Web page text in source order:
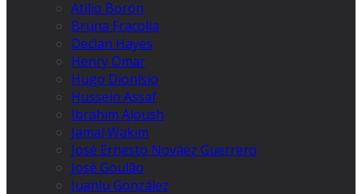
Atilio Borón
Bruna Fracolla
Declan Hayes
Henry Omar
Hugo Dionísio
Hussein Assaf
Ibrahim Aloush
Jamal Wakim
José Ernesto Nováez Guerrero
José Goulão
Juanlu González